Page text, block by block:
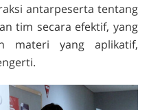
antarpeserta tentang
tim secara efektif, yang
materi yang aplikatif,